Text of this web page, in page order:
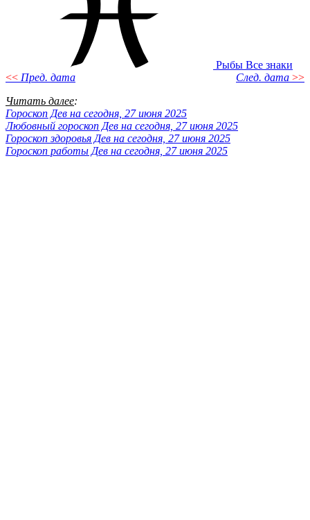
Рыбы Все знаки
<< Пред. дата След. дата >>
Читать далее:
Гороскоп Дев на сегодня, 27 июня 2025
Любовный гороскоп Дев на сегодня, 27 июня 2025
Гороскоп здоровья Дев на сегодня, 27 июня 2025
Гороскоп работы Дев на сегодня, 27 июня 2025